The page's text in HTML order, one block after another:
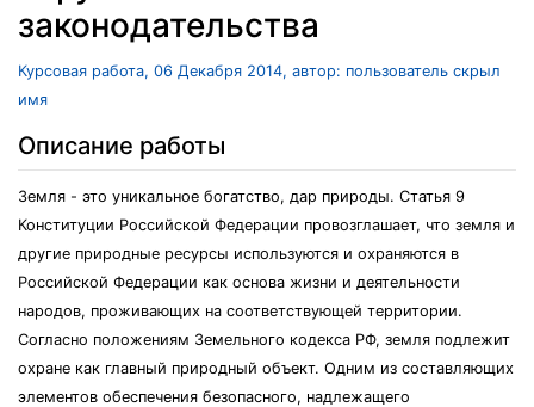
законодательства
Курсовая работа, 06 Декабря 2014, автор: пользователь скрыл
имя
Описание работы
Земля - это уникальное богатство, дар природы. Статья 9
Конституции Российской Федерации провозглашает, что земля и
другие природные ресурсы используются и охраняются в
Российской Федерации как основа жизни и деятельности
народов, проживающих на соответствующей территории.
Согласно положениям Земельного кодекса РФ, земля подлежит
охране как главный природный объект. Одним из составляющих
элементов обеспечения безопасного, надлежащего